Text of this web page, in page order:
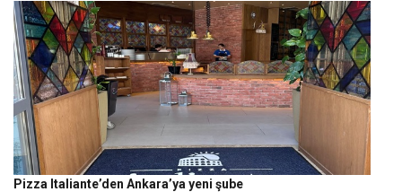
Pizza Italiante’den Ankara’ya yeni şube